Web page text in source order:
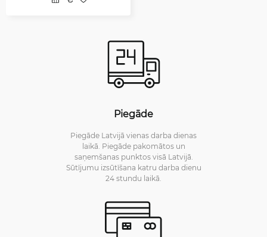
Piegāde
Piegāde Latvijā vienas darba dienas
laikā. Piegāde pakomātos un
saņemšanas punktos visā Latvijā.
Sūtījumu izsūtīšana katru darba dienu
24 stundu laikā.